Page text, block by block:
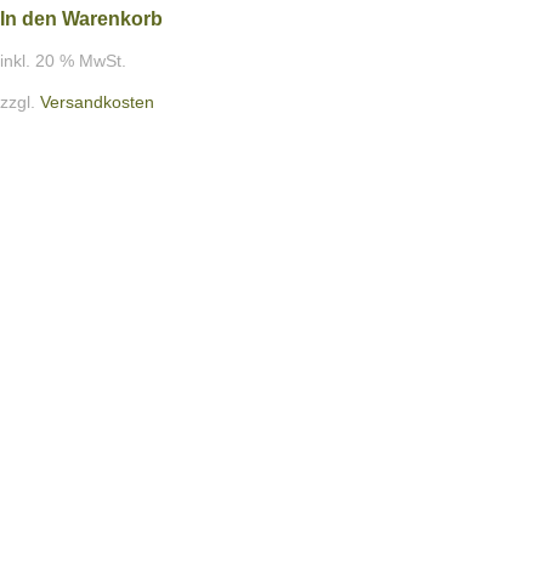
In den Warenkorb
inkl. 20 % MwSt.
zzgl. Versandkosten